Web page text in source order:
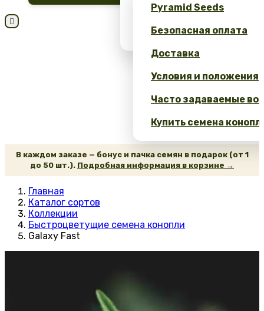
Seeds!
Получите 10% скидку
Pyramid Seeds
Безопасная оплата
Доставка
Условия и положения
Часто задаваемые
Купить семена

В каждом заказе — бонус и пачка семян в подарок (от 1
до 50 шт.). Подробная информация в корзине →
Главная
Каталог сортов
Коллекции
Быстроцветущие семена конопли
Galaxy Fast